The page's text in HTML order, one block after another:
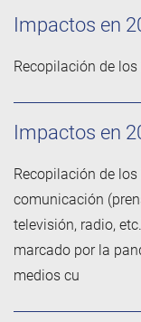
Impactos en
Recopilación de
Impactos en
Recopilación de
comunicación
televisión, radio,
marcado por la
medios cu